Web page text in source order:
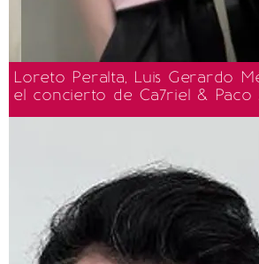
Loreto Peralta, Luis Gerardo
el concierto de Ca7riel & Paco